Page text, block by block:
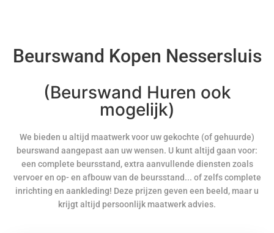
Beurswand Kopen Nessersluis
(Beurswand Huren ook
mogelijk)
We bieden u altijd maatwerk voor uw gekochte (of gehuurde)
beurswand aangepast aan uw wensen. U kunt altijd gaan voor:
een complete beursstand, extra aanvullende diensten zoals
vervoer en op- en afbouw van de beursstand... of zelfs complete
inrichting en aankleding! Deze prijzen geven een beeld, maar u
krijgt altijd persoonlijk maatwerk advies.